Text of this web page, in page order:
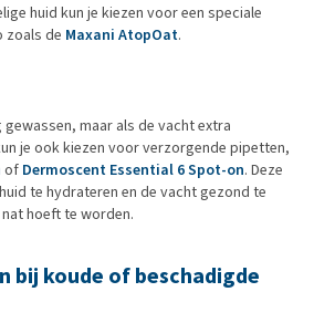
huid kun je kiezen voor een speciale
zoals de Maxani AtopOat.
maar als de vacht extra
je ook kiezen voor verzorgende pipetten,
of Dermoscent Essential 6 Spot-on. Deze
te hydrateren en de vacht gezond te
hoeft te worden.
bij koude of beschadigde